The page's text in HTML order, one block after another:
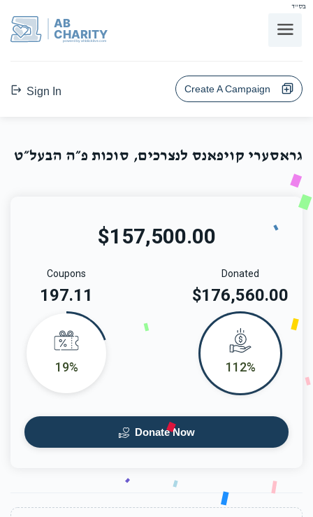
בס"ד
AB
CHARITY
powerd by ahblicklive.com
Sign In Create A Campaign
גראסערי קויפאנס לנצרכים, סוכות פ״ה הבעל״ט
$157,500.00
Donated
$176,560.00
112%
Coupons
197.11
19%
Donate Now